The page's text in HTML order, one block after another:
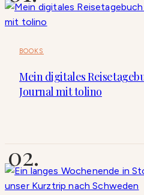
BOOKS
Mein digitales
Journal mit tolino